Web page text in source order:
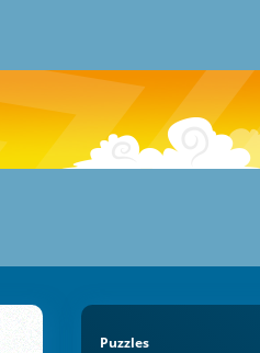
Puzzles